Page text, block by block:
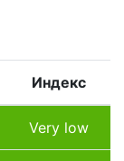
Индекс
Very low